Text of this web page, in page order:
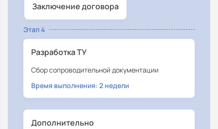
Заключение договора
Этап 4
Разработка ТУ
Сбор сопроводительной документации
Время выполнения: 2 недели
Дополнительно